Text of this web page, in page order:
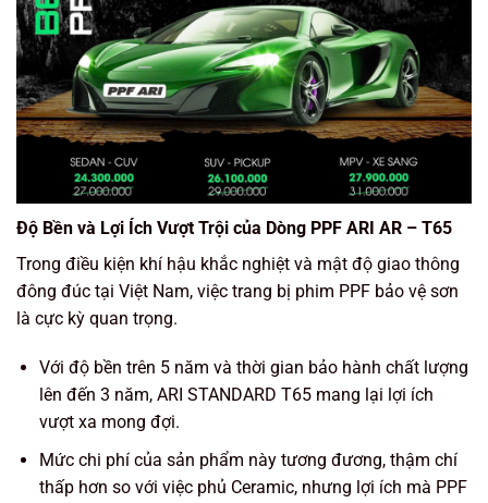
Độ Bền và Lợi Ích Vượt Trội của Dòng PPF ARI AR – T65
Trong điều kiện khí hậu khắc nghiệt và mật độ giao thông
đông đúc tại Việt Nam, việc trang bị phim PPF bảo vệ sơn
là cực kỳ quan trọng.
Với độ bền trên 5 năm và thời gian bảo hành chất lượng
lên đến 3 năm, ARI STANDARD T65 mang lại lợi ích
vượt xa mong đợi.
Mức chi phí của sản phẩm này tương đương, thậm chí
thấp hơn so với việc phủ Ceramic, nhưng lợi ích mà PPF